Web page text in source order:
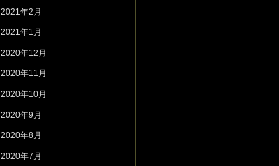
2021年2月
2021年1月
2020年12月
2020年11月
2020年10月
2020年9月
2020年8月
2020年7月